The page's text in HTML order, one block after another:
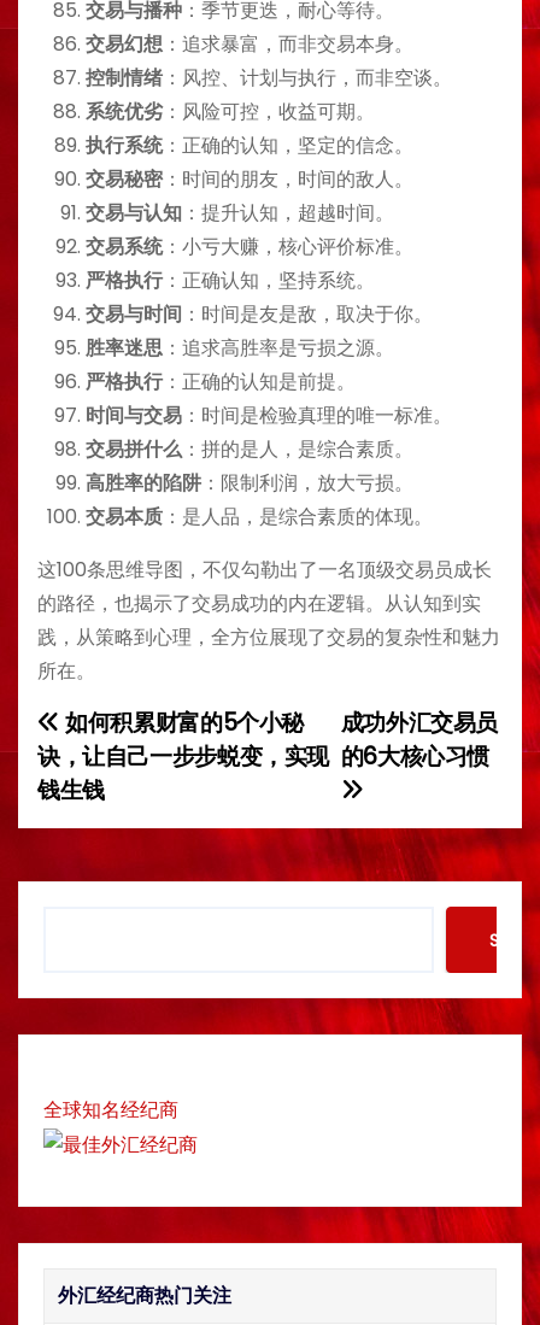
交易与播种 ：季节更迭，耐心等待。
交易幻想 ：追求暴富，而非交易本身。
控制情绪 ：风控、计划与执行，而非空谈。
系统优劣：风险可控，收益可期。
执行系统：正确的认知，坚定的信念。
交易秘密：时间的朋友，时间的敌人。
交易与认知 ：提升认知，超越时间。
交易系统：小亏大赚，核心评价标准。
严格执行：正确认知，坚持系统。
交易与时间 ：时间是友是敌，取决于你。
胜率迷思 ：追求高胜率是亏损之源。
严格执行：正确的认知是前提。
时间与交易 ：时间是检验真理的唯一标准。
交易拼什么 ：拼的是人，是综合素质。
高胜率的陷阱 ：限制利润，放大亏损。
交易本质 ：是人品，是综合素质的体现。
这100条思维导图，不仅勾勒出了一名顶级交易员成长
的路径，也揭示了交易成功的内在逻辑。从认知到实
践，从策略到心理，全方位展现了交易的复杂性和魅力
所在。
P
o
s
t
v
g
t
成功外汇交易员
的6大核心习惯
如何积累财富的5个小秘
诀，让自己一步步蜕变，实现
钱生钱
c
全球知名经纪商
外汇经纪商热门关注